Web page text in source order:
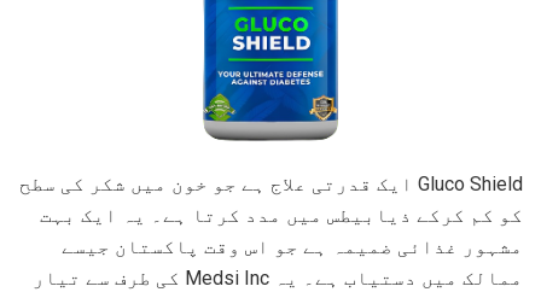
Gluco Shield ایک قدرتی علاج ہے جو خون میں شکر کی سطح
کو کم کرکے ذیابیطس میں مدد کرتا ہے۔ یہ ایک بہت
مشہور غذائی ضمیمہ ہے جو اس وقت پاکستان جیسے
ممالک میں دستیاب ہے۔ یہ Medsi Inc کی طرف سے تیار